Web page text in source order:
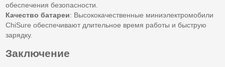
обеспечения безопасности.
Качество батареи: Высококачественные миниэлектромобили
ChiSure обеспечивают длительное время работы и быструю
зарядку.
Заключение